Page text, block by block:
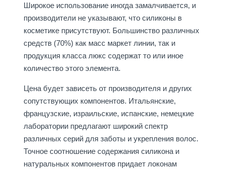
Широкое использование иногда замалчивается, и
производители не указывают, что силиконы в
косметике присутствуют. Большинство различных
средств (70%) как масс маркет линии, так и
продукция класса люкс содержат то или иное
количество этого элемента.
Цена будет зависеть от производителя и других
сопутствующих компонентов. Итальянские,
французские, израильские, испанские, немецкие
лаборатории предлагают широкий спектр
различных серий для заботы и укрепления волос.
Точное соотношение содержания силикона и
натуральных компонентов придает локонам